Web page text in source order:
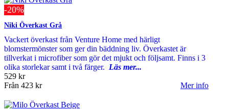
-20%
Niki Överkast Grå
Vackert överkast från Venture Home med härligt
blomstermönster som ger din bäddning liv. Överkastet är
tillverkat i microfiber som gör det mjukt och följsamt. Finns i 3
olika storlekar samt i två färger. Läs mer...
529 kr
Från 423 kr Mer info